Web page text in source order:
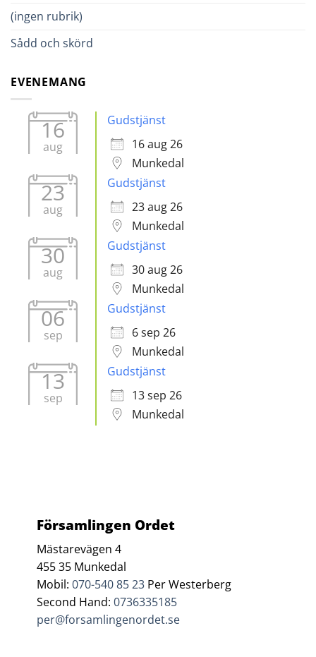
(ingen rubrik)
Sådd och skörd
EVENEMANG
16
aug
Gudstjänst
16 aug 26
Munkedal
23
aug
Gudstjänst
23 aug 26
Munkedal
30
aug
Gudstjänst
30 aug 26
Munkedal
06
sep
Gudstjänst
6 sep 26
Munkedal
13
sep
Gudstjänst
13 sep 26
Munkedal
Församlingen Ordet
Mästarevägen 4
455 35 Munkedal
Mobil:070-540 85 23 Per Westerberg
Second Hand:0736335185
per@forsamlingenordet.se